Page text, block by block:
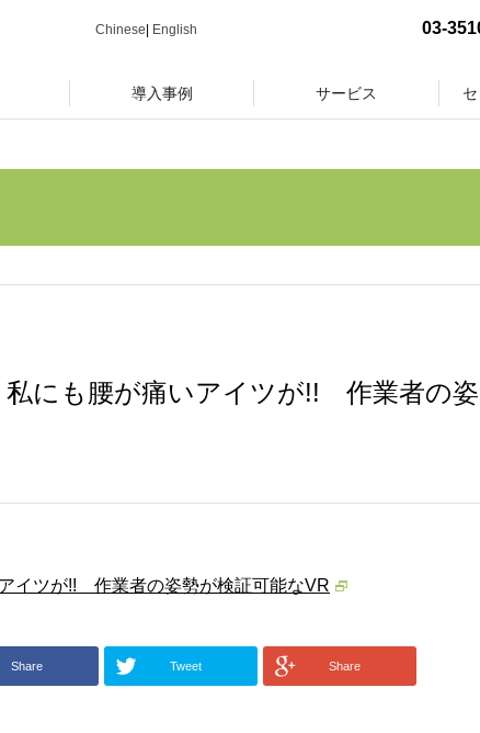
Chinese English 03-
導入事例 サービス
にも腰が痛いアイツが!! 作業者の姿
イツが!! 作業者の姿勢が検証可能なVR
Share Tweet Share